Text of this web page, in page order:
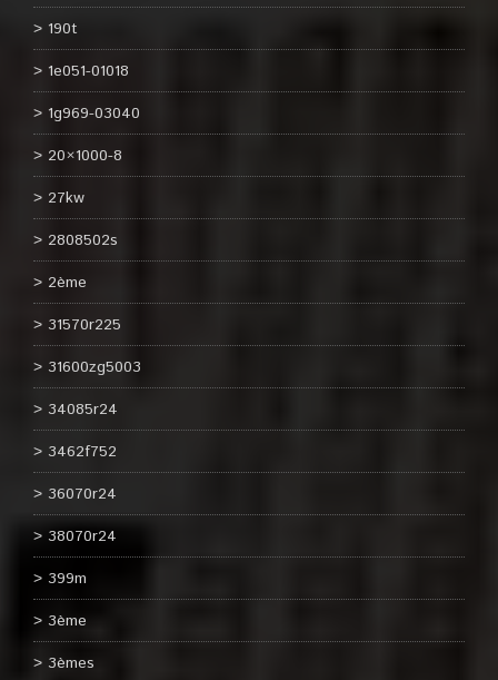
190t
1e051-01018
1g969-03040
20×1000-8
27kw
2808502s
2ème
31570r225
31600zg5003
34085r24
3462f752
36070r24
38070r24
399m
3ème
3èmes